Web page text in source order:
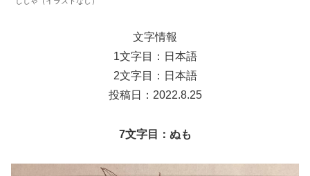
文字情報
1文字目：日本語
2文字目：日本語
投稿日：2022.8.25
7文字目：ぬも